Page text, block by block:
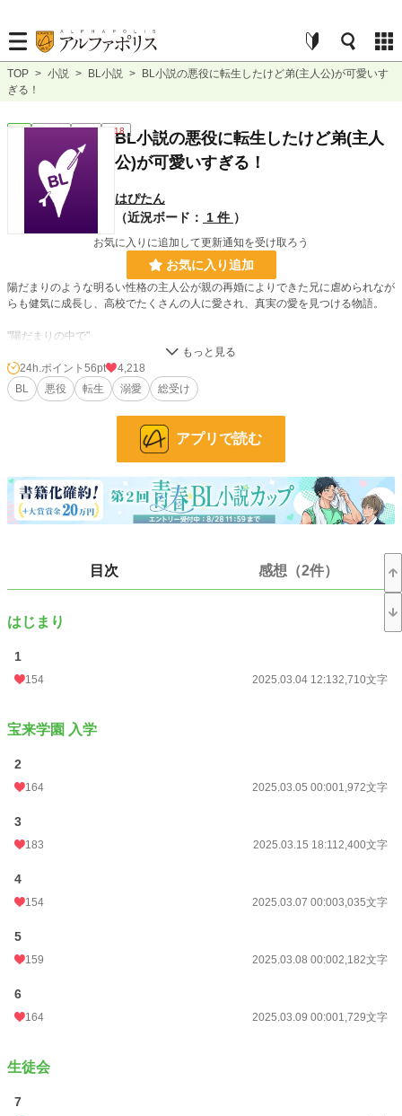
TOP > 小説 > BL小説 >
BL小説の悪役に転生したけど弟(主人公)が可愛いす
ぎる！
BL 連載中 長編 R18
BL小説の悪役に転生したけど弟(主人
公)が可愛いすぎる！
はぴたん
（近況ボード：
1 件 ）
お気に入りに追加して更新通知を受け取ろう
お気に入り追加
陽だまりのような明るい性格の主人公が親の再婚によりできた兄に虐められなが
らも健気に成長し、高校でたくさんの人に愛され、真実の愛を見つける物語。
"陽だまりの中で"
俺はその弟である主人公を虐める兄に転生した。
初めて弟に会った時に前世の記憶、この物語が頭に流れ込んできた。
物語通り俺は弟を虐めて、、、いや、無理だ！！
こんな天使みたいな可愛い子を虐めるなんて！
むしろ俺が周りの外敵から守らなければ！！
ブラコンをこじらせすぎて弟と攻略対象の邪魔をしているのでこれはこれで悪役
なのかも、、？？
3,507 位 / 31,396 件
24h.ポイント
文字数
初回公開日時 2025.03.04 12:13
月間ポイント
年間ポイント
累計ポイント
24h.ポイント 56pt
4,218
BL
悪役 転生 溺愛 総受け
アプリで読む
目次 感想（2件）
はじまり
1
154 2025.03.04 12:132,710文字
宝来学園 入学
2
164 2025.03.05 00:001,972文字
3
183 2025.03.15 18:112,400文字
4
154 2025.03.07 00:003,035文字
5
159 2025.03.08 00:002,182文字
6
164 2025.03.09 00:001,729文字
生徒会
7